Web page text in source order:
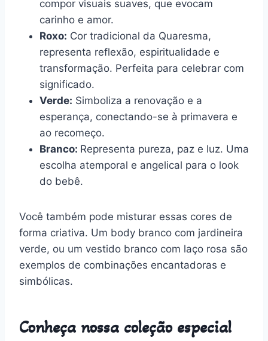
compor visuais suaves, que evocam
carinho e amor.
Roxo: Cor tradicional da Quaresma,
representa reflexão, espiritualidade e
transformação. Perfeita para celebrar com
significado.
Verde: Simboliza a renovação e a
esperança, conectando-se à primavera e
ao recomeço.
Branco: Representa pureza, paz e luz. Uma
escolha atemporal e angelical para o look
do bebê.
Você também pode misturar essas cores de
forma criativa. Um body branco com jardineira
verde, ou um vestido branco com laço rosa são
exemplos de combinações encantadoras e
simbólicas.
Conheça nossa coleção especial